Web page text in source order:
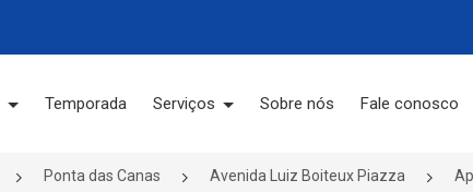
Temporada Serviços Sobre nós Fale conosco
Ponta das Canas Avenida Luiz Boiteux Piazza